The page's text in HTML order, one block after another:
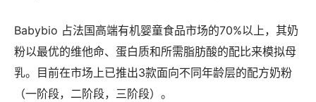
Babybio 占法国高端有机婴童食品市场的70%以上，其奶
粉以最优的维他命、蛋白质和所需脂肪酸的配比来模拟母
乳。目前在市场上已推出3款面向不同年龄层的配方奶粉
（一阶段，二阶段，三阶段）。